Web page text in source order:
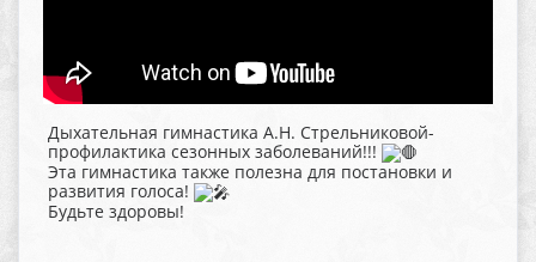
Дыхательная гимнастика А.Н. Стрельниковой-
профилактика сезонных заболеваний!!!
Эта гимнастика также полезна для постановки и
развития голоса!
Будьте здоровы!